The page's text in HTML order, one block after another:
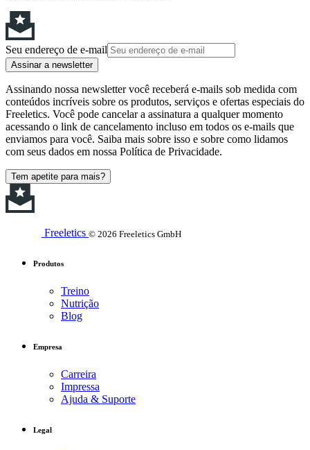
Seu endereço de e-mail
Assinar a newsletter
Assinando nossa newsletter você receberá e-mails sob medida com
conteúdos incríveis sobre os produtos, serviços e ofertas especiais do
Freeletics. Você pode cancelar a assinatura a qualquer momento
acessando o link de cancelamento incluso em todos os e-mails que
enviamos para você. Saiba mais sobre isso e sobre como lidamos
com seus dados em nossa Política de Privacidade.
Tem apetite para mais?
Freeletics © 2026 Freeletics GmbH
Produtos
Treino
Nutrição
Blog
Empresa
Carreira
Impressa
Ajuda & Suporte
Legal